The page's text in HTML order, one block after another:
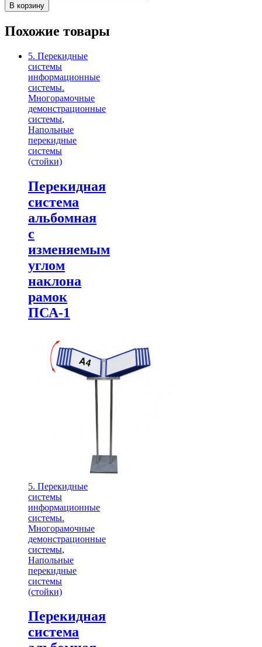
В корзину
Похожие товары
5. Перекидные
системы
информационные
системы.
Многорамочные
демонстрационные
системы,
Напольные
перекидные
системы
(стойки)
Перекидная
система
альбомная
с
изменяемым
углом
наклона
рамок
ПСА-1
5. Перекидные
системы
информационные
системы.
Многорамочные
демонстрационные
системы,
Напольные
перекидные
системы
(стойки)
Перекидная
система